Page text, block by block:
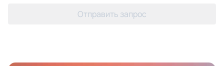
Отправить запрос